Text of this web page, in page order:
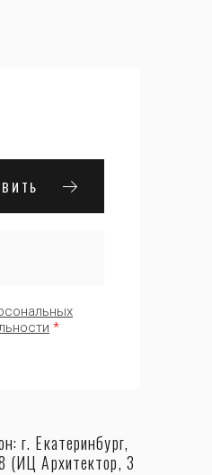
*
г. Екатеринбург,
(ИЦ Архитектор, 3